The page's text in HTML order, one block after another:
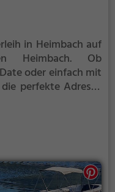
in Heimbach auf
Heimbach. Ob
oder einfach mit
perfekte Adresse
Wasserratten auf